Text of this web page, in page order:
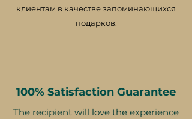
клиентам в качестве запоминающихся
подарков.
100% Satisfaction Guarantee
The recipient will love the experience